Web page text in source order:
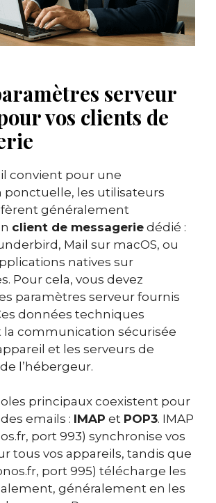
serveur
vos clients de
convient pour une
ponctuelle, les utilisateurs
généralement
client de messagerie dédié :
Mail sur macOS, ou
natives sur
Pour cela, vous devez
paramètres serveur fournis
données techniques
la communication sécurisée
et les serveurs de
l’hébergeur.
principaux coexistent pour
emails : IMAP et POP3. IMAP
port 993) synchronise vos
tous vos appareils, tandis que
port 995) télécharge les
généralement en les